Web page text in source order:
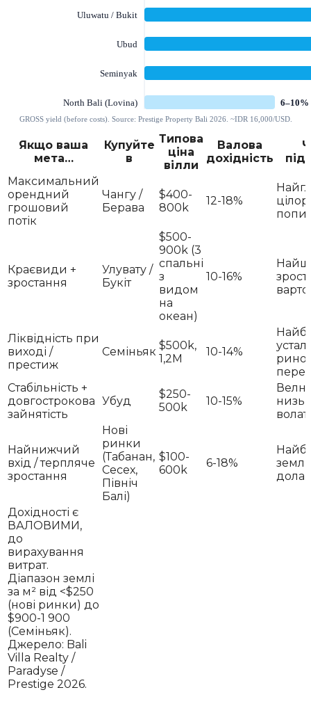
Якщо ваша
мета…
Купуйте
в
Типова
ціна
вілли
Валова
дохідність
Максимальний
орендний
грошовий
потік
Чангу /
Берава
$400-
800k
12-18%
попит
Краєвиди +
зростання
Улувату /
Букіт
$500-
900k (3
спальні
з
видом
на
океан)
10-16%
Ліквідність при
виході /
престиж
Семіньяк $500k,
1,2M
10-14%
Стабільність +
довгострокова
зайнятість
Убуд
$250-
500k
10-15%
Найнижчий
вхід / терплячe
зростання
Нові
ринки
(Табанан,
Сесех,
Північ
Балі)
$100-
600k
6-18%
землі
Дохідності є
ВАЛОВИМИ,
до
вирахування
витрат.
Діапазон землі
за м² від <$250
(нові ринки) до
$900-1 900
(Семіньяк).
Джерело: Bali
Villa Realty /
Paradyse /
Prestige 2026.